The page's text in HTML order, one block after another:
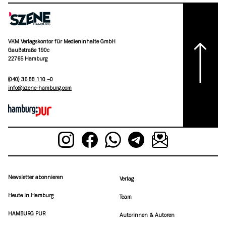
VKM Verlagskontor für Medieninhalte GmbH
Gaußstraße 190c
22765 Hamburg
(040) 36 88 110 –0
moc.grubmah-enezs@ofni
Newsletter abonnieren
Heute in Hamburg
HAMBURG PUR
Verlag
Team
Autorinnen & Autoren